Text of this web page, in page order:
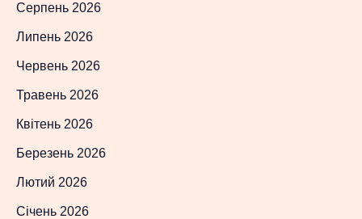
Серпень 2026
Липень 2026
Червень 2026
Травень 2026
Квітень 2026
Березень 2026
Лютий 2026
Січень 2026